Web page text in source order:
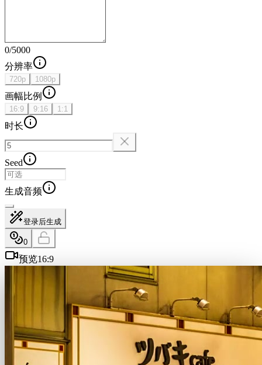
0/5000
分辨率
720p 1080p
画幅比例
16:9 9:16 1:1
时长
Seed
生成音频
登录后生成
0
预览16:9